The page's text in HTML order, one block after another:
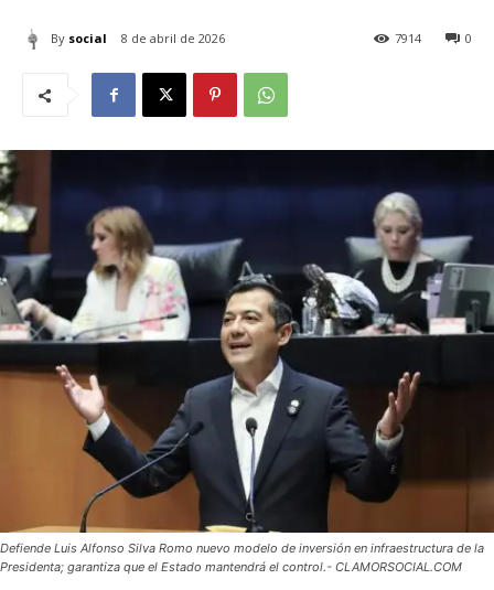
By social 8 de abril de 2026 0
7914
Defiende Luis Alfonso Silva Romo nuevo modelo de inversión en infraestructura de la
Presidenta; garantiza que el Estado mantendrá el control.- CLAMORSOCIAL.COM